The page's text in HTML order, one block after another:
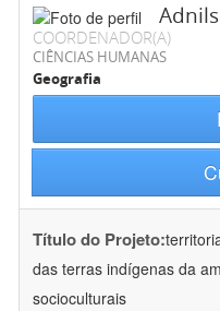
COORDENADOR(A)
CIÊNCIAS HUMANAS
Geografia
Título do Projeto:
das terras indígenas da
socioculturais